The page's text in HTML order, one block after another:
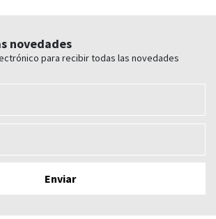
novedades
para recibir todas las novedades